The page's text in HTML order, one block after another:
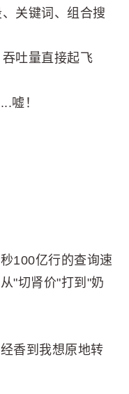
关键词、组合搜
吐量直接起飞
嘘！
100亿行的查询速
"切肾价"打到"奶
香到我想原地转